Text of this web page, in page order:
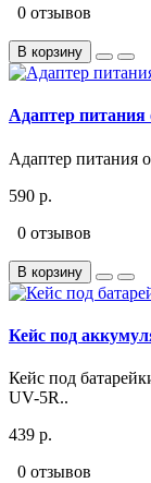
0 отзывов
В корзину
Адаптер питания
Адаптер питания
590 р.
0 отзывов
В корзину
Кейс под
Кейс под
UV-5R..
439 р.
0 отзывов